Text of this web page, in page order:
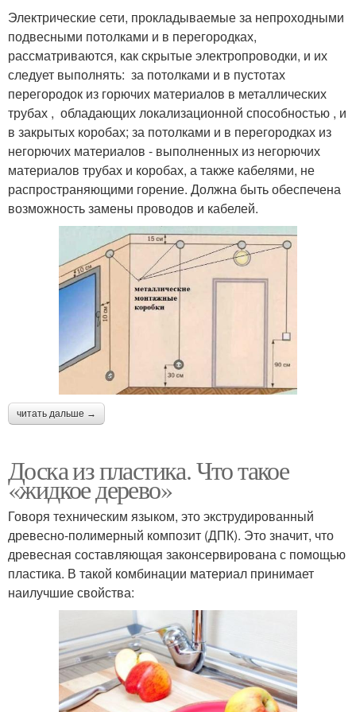
Электрические сети, прокладываемые за непроходными
подвесными потолками и в перегородках,
рассматриваются, как скрытые электропроводки, и их
следует выполнять: за потолками и в пустотах
перегородок из горючих материалов в металлических
трубах , обладающих локализационной способностью , и
в закрытых коробах; за потолками и в перегородках из
негорючих материалов - выполненных из негорючих
материалов трубах и коробах, а также кабелями, не
распространяющими горение. Должна быть обеспечена
возможность замены проводов и кабелей.
читать дальше →
Доска из пластика. Что такое
«жидкое дерево»
Говоря техническим языком, это экструдированный
древесно-полимерный композит (ДПК). Это значит, что
древесная составляющая законсервирована с помощью
пластика. В такой комбинации материал принимает
наилучшие свойства: